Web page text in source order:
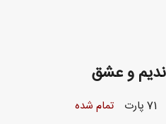
و عشق
71 پارت تمام شده